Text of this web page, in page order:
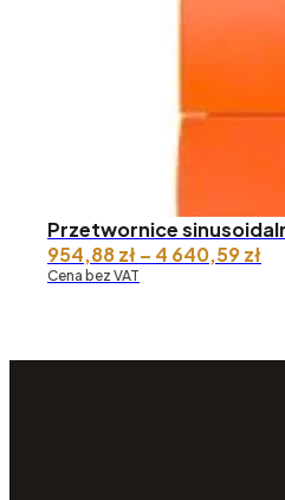
Przetwornice
954,88zł– 4 640,59zł
Cena bez VAT